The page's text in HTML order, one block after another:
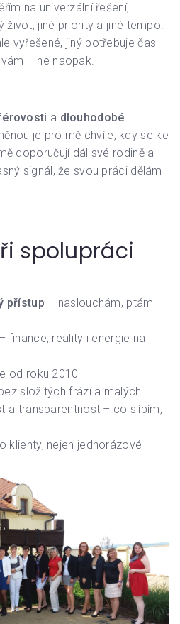
na univerzální řešení,
život, jiné priority a jiné tempo.
vyřešené, jiný potřebuje čas
– ne naopak.
a dlouhodobé
je pro mě chvíle, kdy se ke
doporučují dál své rodině a
signál, že svou práci dělám
spolupráci
přístup – naslouchám, ptám
finance, reality i energie na
od roku 2010
složitých frází a malých
a transparentnost – co slíbím,
o klienty, nejen jednorázové